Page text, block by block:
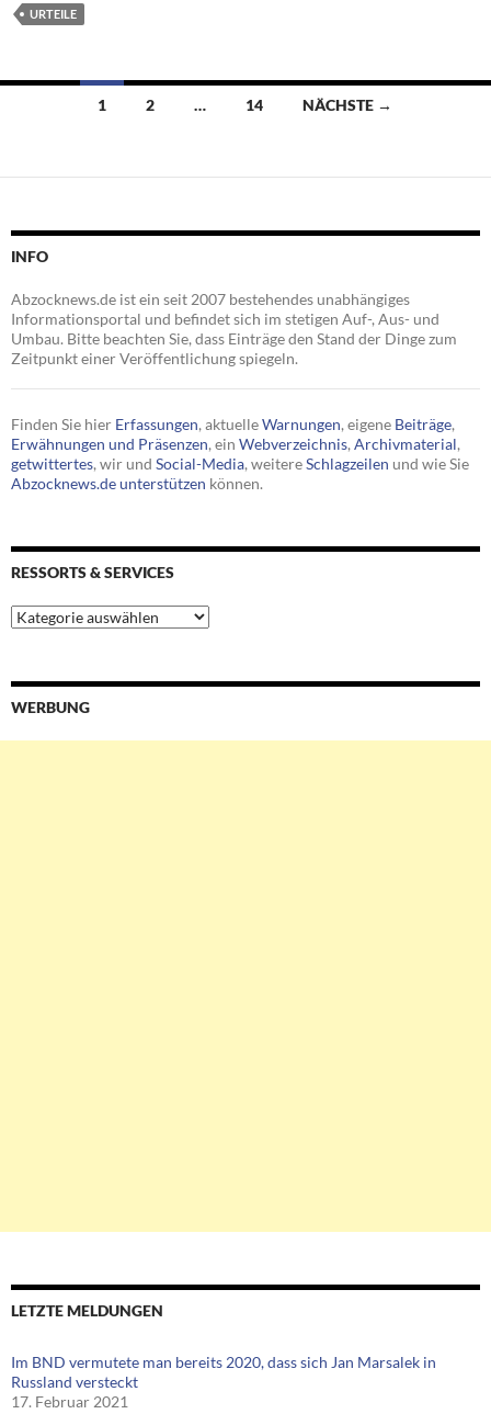
URTEILE
Beitragsnavigation
1 2 … 14 NÄCHSTE →
INFO
Abzocknews.de ist ein seit 2007 bestehendes unabhängiges
Informationsportal und befindet sich im stetigen Auf-, Aus- und
Umbau. Bitte beachten Sie, dass Einträge den Stand der Dinge zum
Zeitpunkt einer Veröffentlichung spiegeln.
Finden Sie hier Erfassungen, aktuelleWarnungen, eigene Beiträge,
Erwähnungen und Präsenzen, ein Webverzeichnis, Archivmaterial,
getwittertes, wir und Social-Media, weitereSchlagzeilen und wie Sie
Abzocknews.de unterstützen können.
RESSORTS & SERVICES
Ressorts
&
WERBUNG
LETZTE MELDUNGEN
Im BND vermutete man bereits 2020, dass sich Jan Marsalek in
Russland versteckt
17. Februar 2021